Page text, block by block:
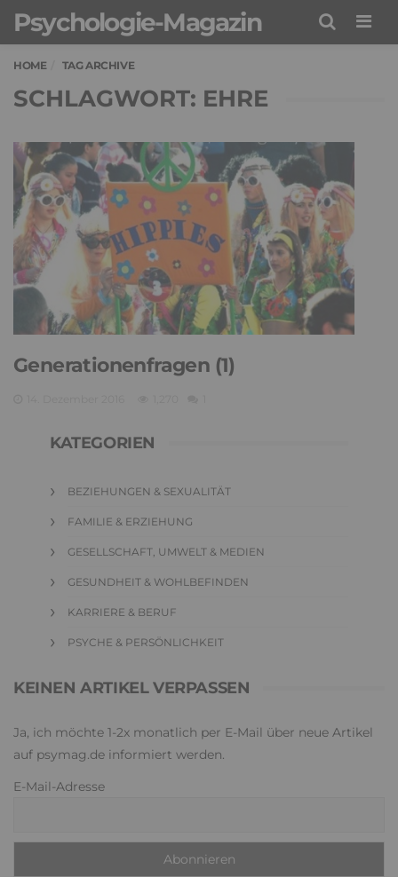
Psychologie-Magazin
HOME TAG ARCHIVE
SCHLAGWORT: EHRE
Generationenfragen (1)
KATEGORIEN
BEZIEHUNGEN & SEXUALITÄT
FAMILIE & ERZIEHUNG
GESELLSCHAFT, UMWELT & MEDIEN
GESUNDHEIT & WOHLBEFINDEN
KARRIERE & BERUF
PSYCHE & PERSÖNLICHKEIT
KEINEN ARTIKEL VERPASSEN
Ja, ich möchte 1-2x monatlich per E-Mail über neue Artikel
auf psymag.de informiert werden.
E-Mail-Adresse